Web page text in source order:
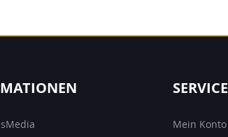
SERVICE
Mein Konto